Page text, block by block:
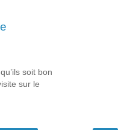
soit bon
sur le